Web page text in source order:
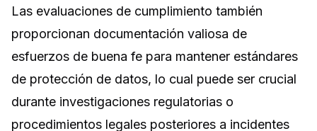
Las evaluaciones de cumplimiento también
proporcionan documentación valiosa de
esfuerzos de buena fe para mantener estándares
de protección de datos, lo cual puede ser crucial
durante investigaciones regulatorias o
procedimientos legales posteriores a incidentes